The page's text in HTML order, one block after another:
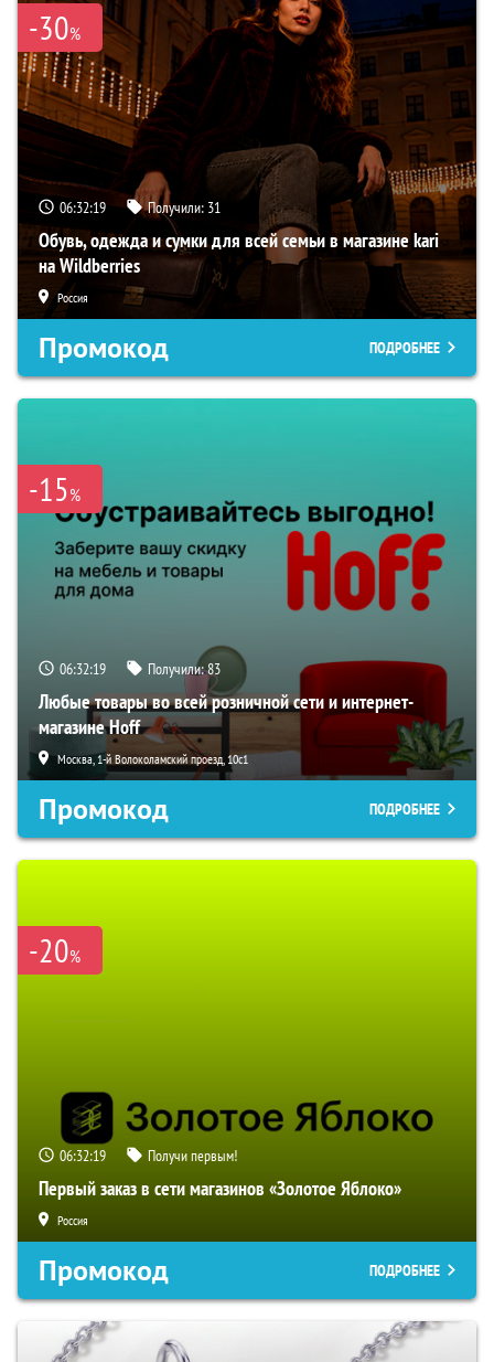
-30%
06:32:18 Получили: 31
Обувь, одежда и сумки для всей семьи в магазине kari
на Wildberries
Россия
Промокод ПОДРОБНЕЕ
-15%
06:32:18 Получили:83
Любые товары во всей розничной сети и интернет-
магазине Hoff
Москва, 1-й Волоколамский проезд, 10с1
Промокод ПОДРОБНЕЕ
-20%
06:32:18 Получи первым!
Первый заказ в сети магазинов «Золотое Яблоко»
Россия
Промокод ПОДРОБНЕЕ